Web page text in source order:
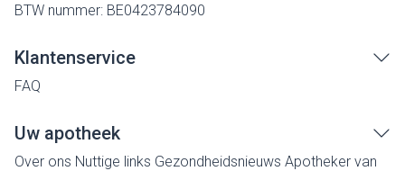
BTW nummer: BE0423784090
Klantenservice
FAQ
Uw apotheek
Over ons Nuttige links Gezondheidsnieuws Apotheker van